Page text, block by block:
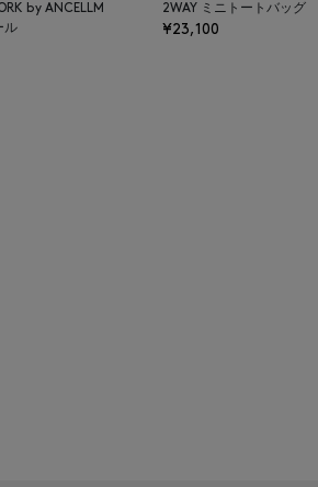
by ANCELLM
ル
2WAY ミニトートバッグ
¥23,100